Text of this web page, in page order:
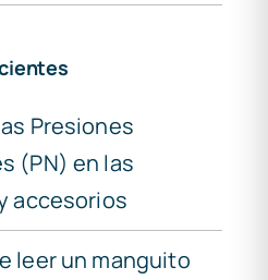
Presiones
(PN) en las
accesorios
leer un manguito